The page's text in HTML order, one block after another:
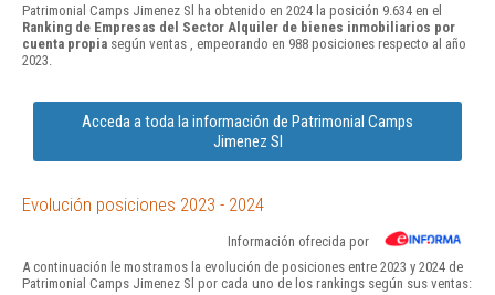
Patrimonial Camps Jimenez Sl ha obtenido en 2024 la posición 9.634 en el
Ranking de Empresas del Sector Alquiler de bienes inmobiliarios por
cuenta propia según ventas , empeorando en 988 posiciones respecto al año
2023.
Acceda a toda la información de Patrimonial Camps
Jimenez Sl
Evolución posiciones 2023 - 2024
Información ofrecida por
A continuación le mostramos la evolución de posiciones entre 2023 y 2024 de
Patrimonial Camps Jimenez Sl por cada uno de los rankings según sus ventas: